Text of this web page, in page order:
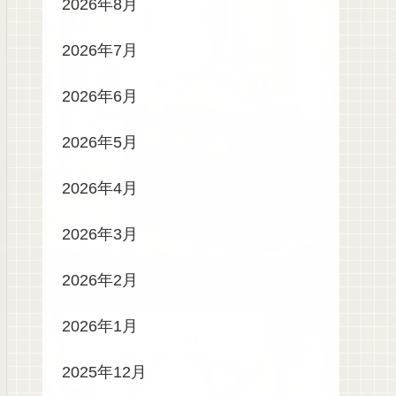
2026年8月
2026年7月
2026年6月
2026年5月
2026年4月
2026年3月
2026年2月
2026年1月
2025年12月